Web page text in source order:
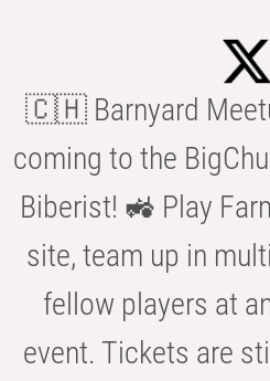
🇨🇭 Barnyard
coming to the
Biberist! 🚜 Play
site, team up in
fellow players at
event. Tickets are